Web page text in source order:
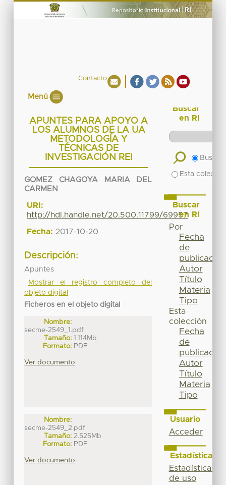
Contacto
Menú
APUNTES PARA APOYO A
LOS ALUMNOS DE LA UA
METODOLOGÍA Y
TÉCNICAS DE
INVESTIGACIÓN REI
GOMEZ CHAGOYA MARIA DEL
CARMEN
URI:
http://hdl.handle.net/20.500.11799/69957
Fecha: 2017-10-20
Descripción:
Apuntes
Mostrar el registro completo del
objeto digital
Ficheros en el objeto digital
Nombre:
secme-2549_1.pdf
Tamaño: 1.114Mb
Formato: PDF
Ver documento
Nombre:
secme-2549_2.pdf
Tamaño: 2.525Mb
Formato: PDF
Ver documento
Buscar
en RI
Buscar
Esta
Buscar
en RI
Por
Fecha
de
publicación
Autor
Título
Materia
Tipo
Esta
colección
Fecha
de
publicación
Autor
Título
Materia
Tipo
Usuario
Acceder
Estadísticas
Estadísticas
de uso